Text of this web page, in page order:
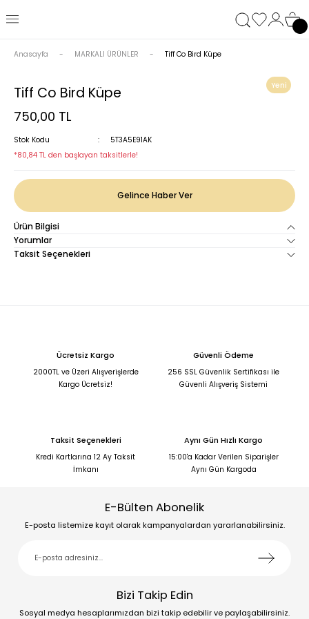
Anasayfa MARKALI ÜRÜNLER Tiff Co Bird Küpe
Yeni
Tiff Co Bird Küpe
750,00 TL
Stok Kodu
5T3A5E91AK
*80,84 TL den başlayan taksitlerle!
Gelince Haber Ver
Ürün Bilgisi
Yorumlar
Taksit Seçenekleri
Ücretsiz Kargo
2000TL ve Üzeri Alışverişlerde
Kargo Ücretsiz!
Güvenli Ödeme
256 SSL Güvenlik Sertifikası ile
Güvenli Alışveriş Sistemi
Taksit Seçenekleri
Kredi Kartlarına 12 Ay Taksit
İmkanı
Aynı Gün Hızlı Kargo
15:00'a Kadar Verilen Siparişler
Aynı Gün Kargoda
E-Bülten Abonelik
E-posta listemize kayıt olarak kampanyalardan yararlanabilirsiniz.
Bizi Takip Edin
Sosyal medya hesaplarımızdan bizi takip edebilir ve paylaşabilirsiniz.